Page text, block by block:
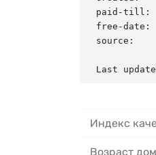
paid-till:
free-date:
source:
Last
Индекс
Возраст